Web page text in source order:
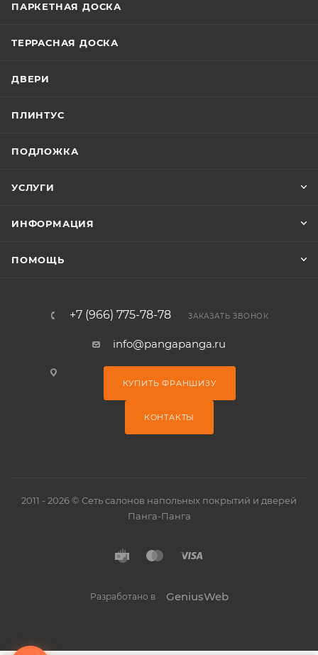
ПАРКЕТНАЯ ДОСКА
ТЕРРАСНАЯ ДОСКА
ДВЕРИ
ПЛИНТУС
ПОДЛОЖКА
УСЛУГИ
ИНФОРМАЦИЯ
ПОМОЩЬ
+7 (966) 775-78-78 ЗАКАЗАТЬ ЗВОНОК
info@pangapanga.ru
КУПИТЬ ФРАНШИЗУ
КОНТАКТЫ
2011 - 2026 © Сеть салонов напольных покрытий и дверей
Панга-Панга
Разработано в GeniusWeb